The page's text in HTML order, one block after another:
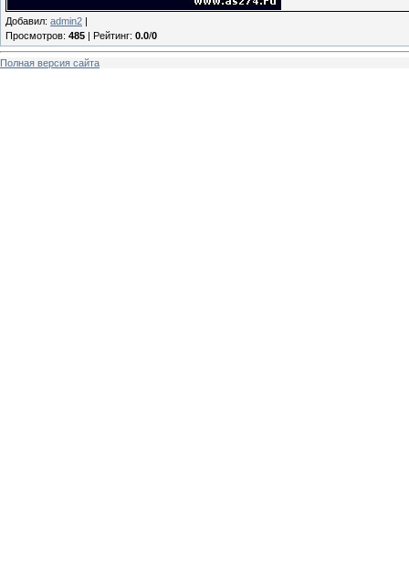
Добавил: admin2 |
Просмотров: 485 | Рейтинг: 0.0/0
Полная версия сайта